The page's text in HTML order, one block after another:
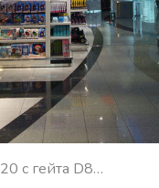
с гейта D8…